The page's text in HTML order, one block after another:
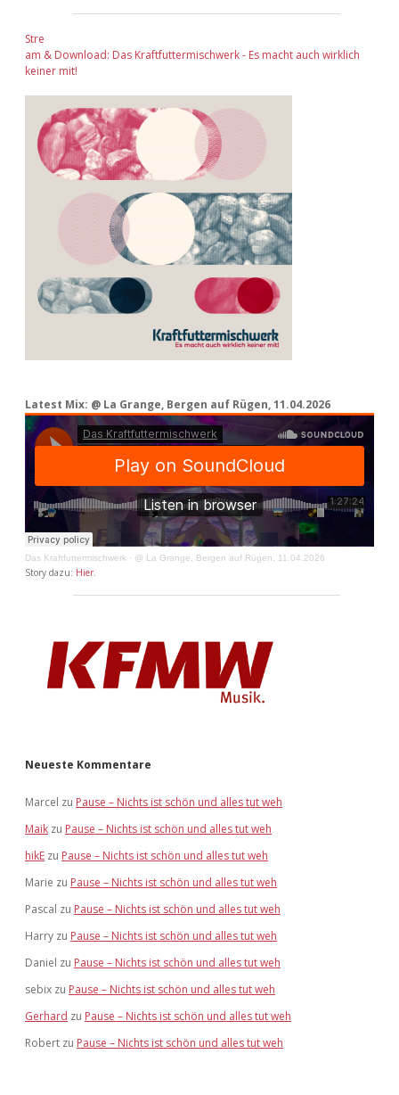
Stre
am & Download: Das Kraftfuttermischwerk - Es macht auch wirklich
keiner mit!
Latest Mix: @ La Grange, Bergen auf Rügen, 11.04.2026
Das Kraftfuttermischwerk · @ La Grange, Bergen auf Rügen, 11.04.2026
Story dazu: Hier.
Neueste Kommentare
Marcel zu Pause – Nichts ist schön und alles tut weh
Maik zu Pause – Nichts ist schön und alles tut weh
hikE zu Pause – Nichts ist schön und alles tut weh
Marie zu Pause – Nichts ist schön und alles tut weh
Pascal zu Pause – Nichts ist schön und alles tut weh
Harry zu Pause – Nichts ist schön und alles tut weh
Daniel zu Pause – Nichts ist schön und alles tut weh
sebix zu Pause – Nichts ist schön und alles tut weh
Gerhard zu Pause – Nichts ist schön und alles tut weh
Robert zu Pause – Nichts ist schön und alles tut weh